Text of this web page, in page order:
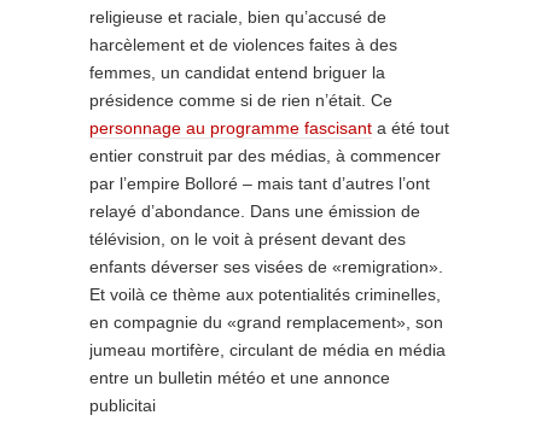
religieuse et raciale, bien qu’accusé de
harcèlement et de violences faites à des
femmes, un candidat entend briguer la
présidence comme si de rien n’était. Ce
personnage au programme fascisant a été tout
entier construit par des médias, à commencer
par l’empire Bolloré – mais tant d’autres l’ont
relayé d’abondance. Dans une émission de
télévision, on le voit à présent devant des
enfants déverser ses visées de «remigration».
Et voilà ce thème aux potentialités criminelles,
en compagnie du «grand remplacement», son
jumeau mortifère, circulant de média en média
entre un bulletin météo et une annonce
publicitai